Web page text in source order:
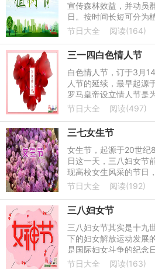
宣传森林效益，并动员
日。按时间长短可分为
称植树节。通过这种活
节日大全 阅读(164)
三一四白色情人节
白色情人节，订于3月
人节的延续，最早起源
罗马皇帝设立情人节是
一对因违反恋爱结婚禁
节日大全 阅读(497)
三七女生节
女生节，起源于20世纪
日这一天，三八妇女节
现高校女生风采的节日
人文活动，引导女生关
节日大全 阅读(192)
三八妇女节
三八妇女节其实是十九
下的妇女解放运动发展
是国际妇女斗争的纪念
有纪念意义的节日，三
节日大全 阅读(163)